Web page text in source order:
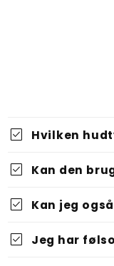
check_box Hvilken
check_box Kan den
check_box Kan jeg
check_box Jeg har